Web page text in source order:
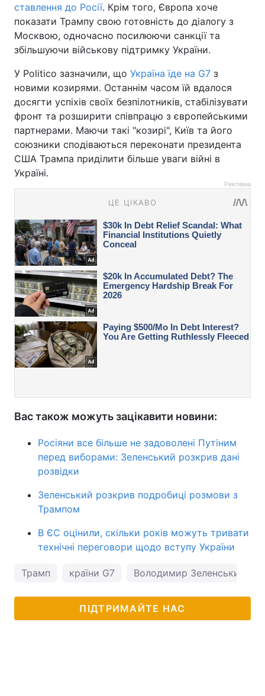
ставлення до Росії. Крім того, Європа хоче
показати Трампу свою готовність до діалогу з
Москвою, одночасно посилюючи санкції та
збільшуючи військову підтримку України.
У Politico зазначили, що Україна їде на G7 з
новими козирями. Останнім часом їй вдалося
досягти успіхів своїх безпілотників, стабілізувати
фронт та розширити співпрацю з європейськими
партнерами. Маючи такі "козирі", Київ та його
союзники сподіваються переконати президента
США Трампа приділити більше уваги війні в
Україні.
Реклама
Вас також можуть зацікавити новини:
Росіяни все більше не задоволені Путіним
перед виборами: Зеленський розкрив дані
розвідки
Зеленський розкрив подробиці розмови з
Трампом
В ЄС оцінили, скільки років можуть тривати
технічні переговори щодо вступу України
Трамп країни G7 Володимир Зеленський
ПІДТРИМАЙТЕ НАС